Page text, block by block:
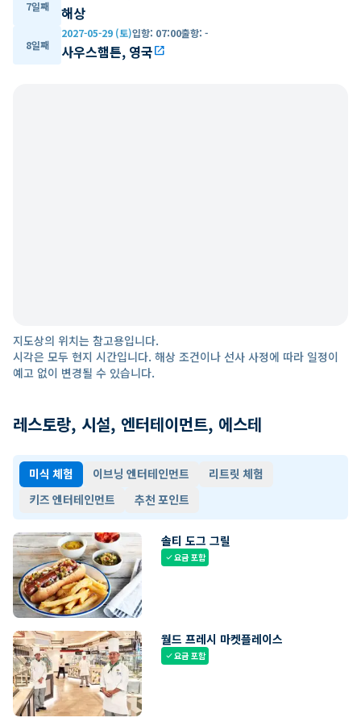
7일째 해상
8일째
2027-05-29 (토)입항: 07:00출항: -
사우스햄튼, 영국open_in_new
지도상의 위치는 참고용입니다.
시각은 모두 현지 시간입니다. 해상 조건이나 선사 사정에 따라 일정이
예고 없이 변경될 수 있습니다.
레스토랑, 시설, 엔터테이먼트, 에스테
미식 체험 이브닝 엔터테인먼트
리트릿 체험
키즈 엔터테인먼트
추천 포인트
솔티 도그 그릴
check요금 포함
월드 프레시 마켓플레이스
check요금 포함